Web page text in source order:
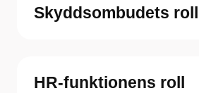
Skyddsombudets roll
HR-funktionens roll